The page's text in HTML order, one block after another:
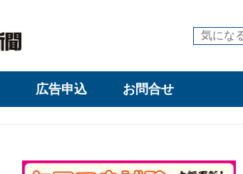
広告申込 お問合せ